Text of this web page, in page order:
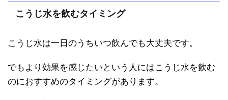
こうじ水を飲むタイミング
こうじ水は一日のうちいつ飲んでも大丈夫です。
でもより効果を感じたいという人にはこうじ水を飲む
のにおすすめのタイミングがあります。